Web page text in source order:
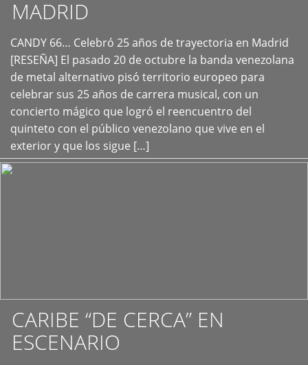
MADRID
CANDY 66… Celebró 25 años de trayectoria en Madrid
[RESEÑA] El pasado 20 de octubre la banda venezolana
de metal alternativo pisó territorio europeo para
celebrar sus 25 años de carrera musical, con un
concierto mágico que logró el reencuentro del
quinteto con el público venezolano que vive en el
exterior y que los sigue […]
+
CARIBE “DE CERCA” EN
ESCENARIO